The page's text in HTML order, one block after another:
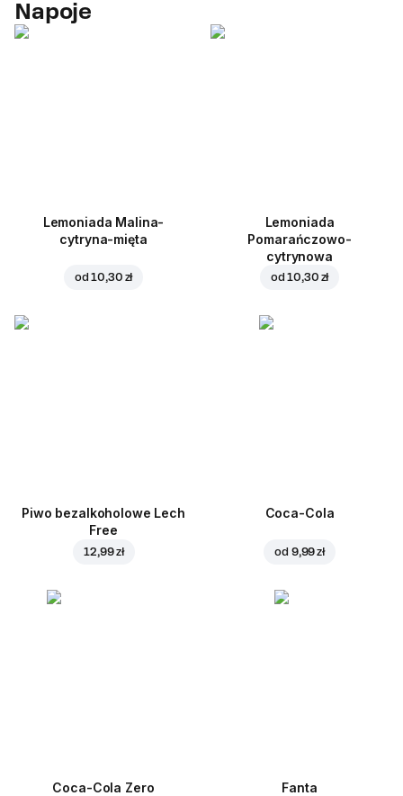
Napoje
Lemoniada Malina-
cytryna-mięta
od10,30 zł
Lemoniada
Pomarańczowo-
cytrynowa
od10,30 zł
Piwo bezalkoholowe Lech
Free
12,99 zł
Coca-Cola
od 9,99 zł
Coca-Cola Zero Fanta